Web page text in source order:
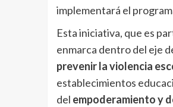
implementará el
Esta iniciativa, que es
enmarca dentro del eje
prevenir la violencia
establecimientos
del empoderamiento y